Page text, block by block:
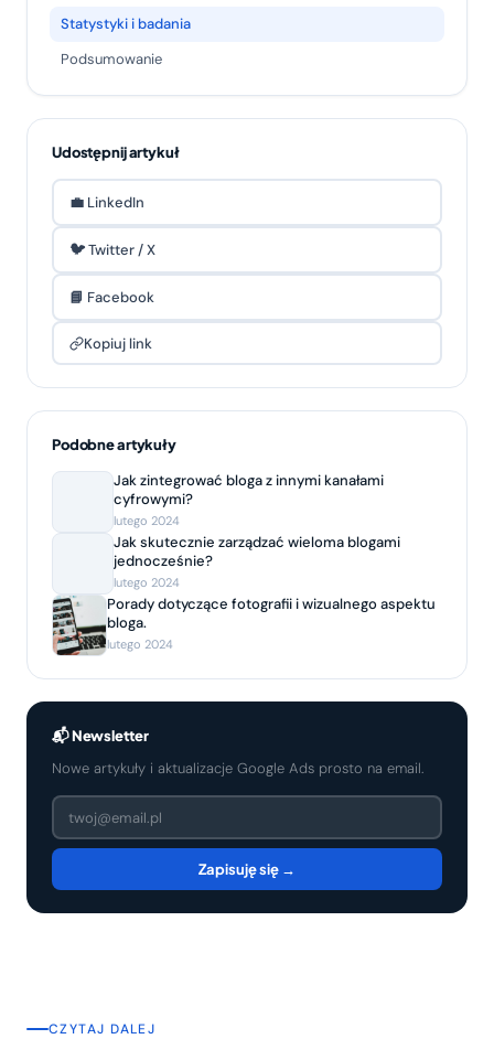
Statystyki i badania
Podsumowanie
Udostępnij artykuł
💼 LinkedIn
🐦 Twitter / X
📘 Facebook
Kopiuj link
Podobne artykuły
Jak zintegrować bloga z innymi kanałami
cyfrowymi?
lutego 2024
Jak skutecznie zarządzać wieloma blogami
jednocześnie?
lutego 2024
Porady dotyczące fotografii i wizualnego aspektu
bloga.
lutego 2024
📬 Newsletter
Nowe artykuły i aktualizacje Google Ads prosto na email.
Zapisuję się →
CZYTAJ DALEJ